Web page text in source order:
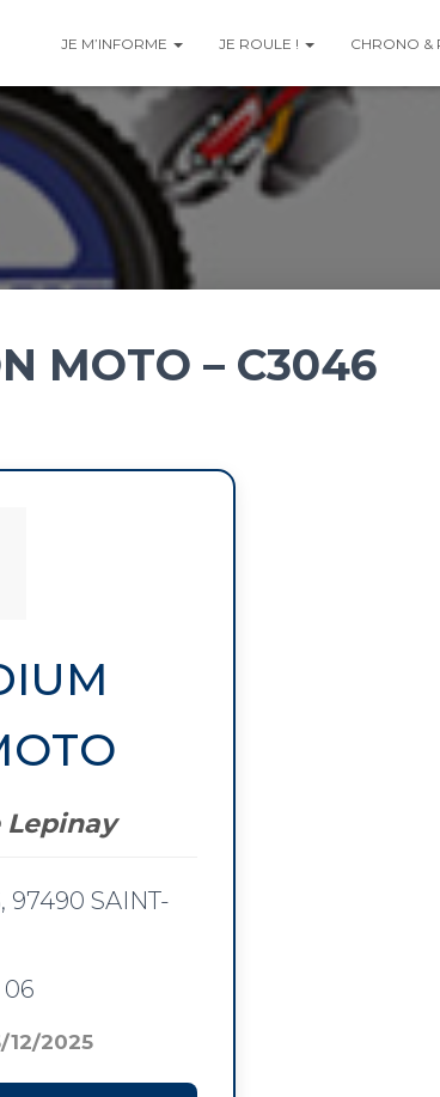
JE M’INFORME JE ROULE ! CHRONO &
MOTO – C3046
Lepinay
97490 SAINT-
06
12/2025